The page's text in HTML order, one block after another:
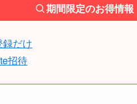
期間限定のお得情報
だけ
招待